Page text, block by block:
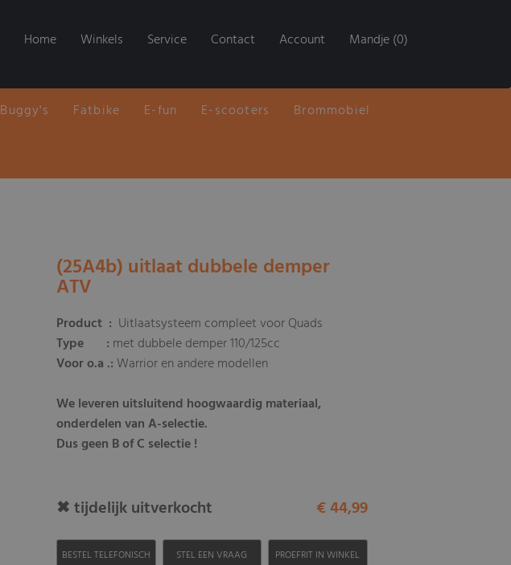
Home Winkels Service Contact Account Mandje (0)
Buggy's Fatbike E-fun E-scooters Brommobiel
(25A4b) uitlaat dubbele demper
ATV
Product : Uitlaatsysteem compleet voor Quads
Type
: met dubbele demper 110/125cc
Voor o.a .: Warrior en andere modellen
We leveren uitsluitend hoogwaardig materiaal,
onderdelen van A-selectie.
Dus geen B of C selectie !
✖ tijdelijk uitverkocht € 44,99
BESTEL TELEFONISCH STEL EEN VRAAG PROEFRIT IN WINKEL